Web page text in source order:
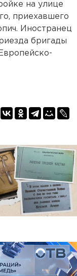
на улице
приехавшего
Иностранец
бригады